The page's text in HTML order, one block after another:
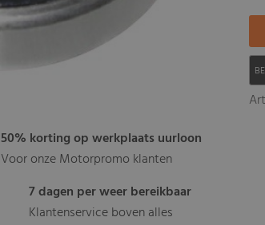
50% korting op werkplaats uurloon
Voor onze Motorpromo klanten
7 dagen per weer bereikbaar
Klantenservice boven alles